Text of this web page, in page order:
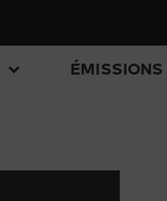
ÉMISSIONS